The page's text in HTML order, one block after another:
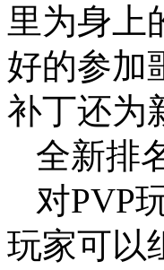
里为身上
好的参加
补丁还为
全新排
对PVP
玩家可以